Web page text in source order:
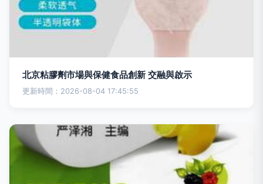
北京粘膠劑市場與保健食品創新 交融與啟示
更新時間：2026-08-04 17:45:55